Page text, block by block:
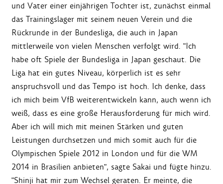
und Vater einer einjährigen Tochter ist, zunächst einmal
das Trainingslager mit seinem neuen Verein und die
Rückrunde in der Bundesliga, die auch in Japan
mittlerweile von vielen Menschen verfolgt wird. "Ich
habe oft Spiele der Bundesliga in Japan geschaut. Die
Liga hat ein gutes Niveau, körperlich ist es sehr
anspruchsvoll und das Tempo ist hoch. Ich denke, dass
ich mich beim VfB weiterentwickeln kann, auch wenn ich
weiß, dass es eine große Herausforderung für mich wird.
Aber ich will mich mit meinen Stärken und guten
Leistungen durchsetzen und mich somit auch für die
Olympischen Spiele 2012 in London und für die WM
2014 in Brasilien anbieten", sagte Sakai und fügte hinzu.
"Shinji hat mir zum Wechsel geraten. Er meinte, die